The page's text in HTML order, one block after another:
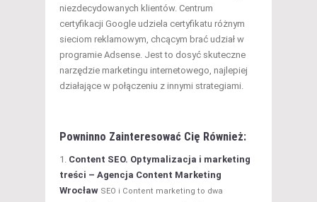
niezdecydowanych klientów. Centrum
certyfikacji Google udziela certyfikatu różnym
sieciom reklamowym, chcącym brać udział w
programie Adsense. Jest to dosyć skuteczne
narzędzie marketingu internetowego, najlepiej
działające w połączeniu z innymi strategiami.
Powninno Zainteresować Cię Również:
Content SEO. Optymalizacja i marketing
treści – Agencja Content Marketing
Wrocław SEO i Content marketing to dwa